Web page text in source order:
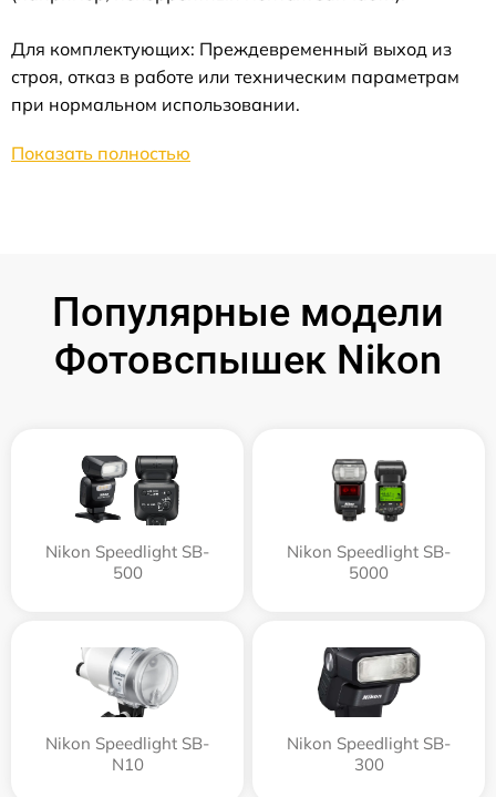
Для комплектующих: Преждевременный выход из
строя, отказ в работе или техническим параметрам
при нормальном использовании.
Показать полностью
Популярные модели
Фотовспышек Nikon
Nikon Speedlight SB-
500
Nikon Speedlight SB-
5000
Nikon Speedlight SB-
N10
Nikon Speedlight SB-
300